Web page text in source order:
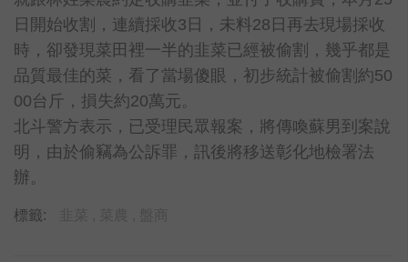
日開始收割，連續採收3日，未料28日再去現場採收
時，卻發現菜田裡一半的韭菜已經被偷割，幾乎都是
品質最佳的菜，看了當場傻眼，初步統計被偷割約50
00台斤，損失約20萬元。
北斗警方表示，已受理民眾報案，將傳喚蘇男到案說
明，由於偷竊為公訴罪，訊後將移送彰化地檢署法
辦。
標籤: